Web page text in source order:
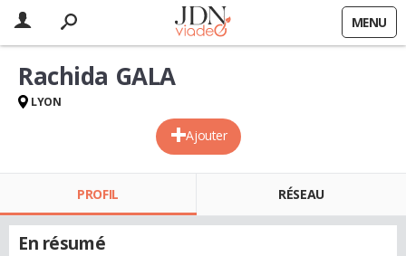
MENU
Ajouter
Rachida GALA
LYON
PROFIL RÉSEAU
En résumé